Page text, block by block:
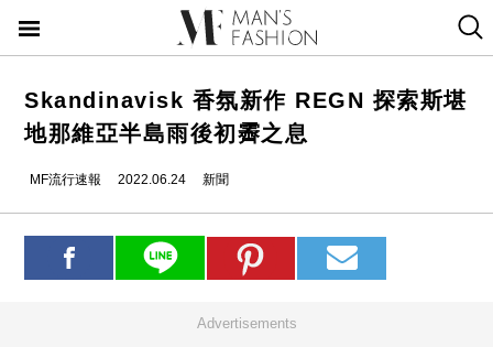
Skandinavisk 香氛新作 REGN 探索斯堪
地那維亞半島雨後初霽之息
MF流行速報 2022.06.24 新聞
Advertisements